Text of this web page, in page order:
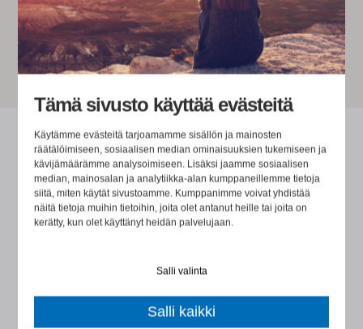
Tämä sivusto käyttää evästeitä
Käytämme evästeitä tarjoamamme sisällön ja mainosten
räätälöimiseen, sosiaalisen median ominaisuuksien tukemiseen ja
kävijämäärämme analysoimiseen. Lisäksi jaamme sosiaalisen
median, mainosalan ja analytiikka-alan kumppaneillemme tietoja
siitä, miten käytät sivustoamme. Kumppanimme voivat yhdistää
näitä tietoja muihin tietoihin, joita olet antanut heille tai joita on
kerätty, kun olet käyttänyt heidän palvelujaan.
Salli valinta
Salli kaikki
PALAUTE ASIAKKAALTAMME
Haluatko keskustella tarkemmin?
kalenteristani.